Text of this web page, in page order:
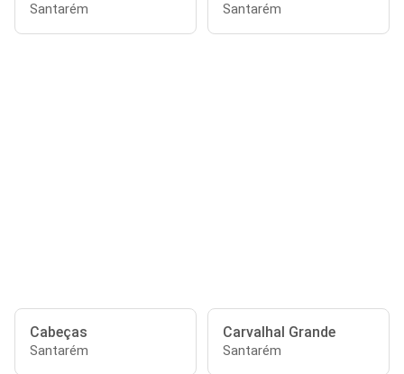
Santarém Santarém
Cabeças
Santarém
Carvalhal Grande
Santarém